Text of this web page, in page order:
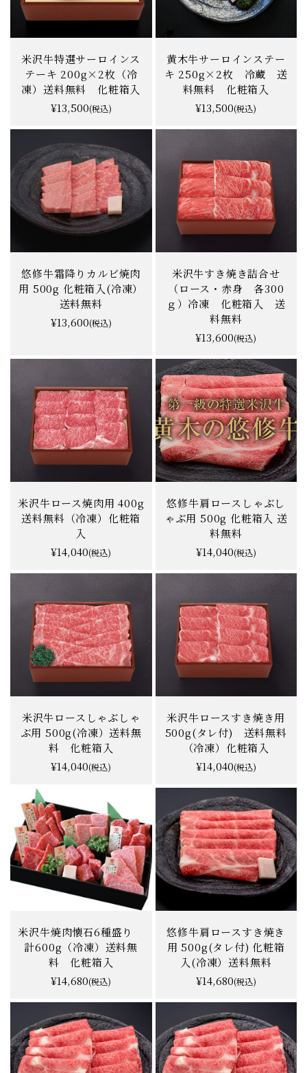
米沢牛特選サーロインス
テーキ 200g×2枚（冷
¥13,500
黄木牛サーロインステー
キ 250g×2枚 冷蔵 送
(税込)
悠修牛霜降りカルビ焼肉
用 500g 化粧箱入(冷凍）
米沢牛すき焼き詰合せ
（ロース・赤身 各300
ｇ）冷凍 化粧箱入 送
¥13,600(税込)
米沢牛ロース焼肉用 400g
送料無料（冷凍）化粧箱
(税込)
悠修牛肩ロースしゃぶし
ゃぶ用 500g 化粧箱入 送
(税込)
米沢牛ロースしゃぶしゃ
ぶ用 500g(冷凍）送料無
¥14,040
(税込)
米沢牛ロースすき焼き用
500g(タレ付) 送料無料
¥14,040(税込)
米沢牛焼肉懐石6種盛り
計600g（冷凍）送料無
¥14,680(税込)
悠修牛肩ロースすき焼き
用 500g(タレ付) 化粧箱
¥14,680(税込)